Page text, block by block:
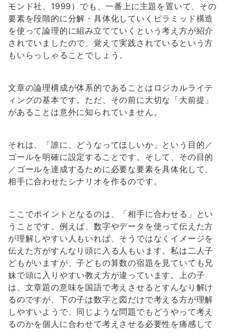
モンド社、1999）でも、一番上に主題を置いて、その
要素を段階的に分解・具体化していくピラミッド構造
を使って論理的に組み立てていくという考え方が紹介
されていましたので、覚えて実践されているという方
もいらっしゃることでしょう。
文章の論理構成が体系的であることはロジカルライテ
ィングの基本です。ただ、その前に大切な「大前提」
があることは意外に知られていません。
それは、「誰に、どうなってほしいか」という目的／
ゴールを明確に設定することです。そして、その目的
／ゴールを達成するために必要な要素を具体化して、
相手に合わせたシナリオを作るのです。
ここでポイントとなるのは、「相手に合わせる」とい
うことです。例えば、数字やデータを使って伝えた方
が理解しやすい人もいれば、そうではなくイメージを
伝えた方がすんなり頭に入る人もいます。私は二人子
どもがいますが、子どもの算数の宿題を見ていても兄
妹で頭に入りやすい教え方が違っています。上の子
は、文章題の意味を国語で考えさせるとすんなり解け
るのですが、下の子は数字と図だけで考える方が理解
しやすいようで、同じような問題でもどうやって考え
るのかを個人に合わせて考えさせる必要性を痛感して